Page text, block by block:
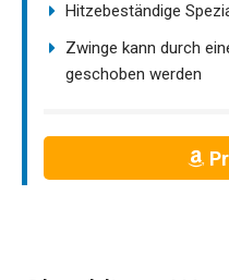
Hitzebeständige
Zwinge kann durch
geschoben werden